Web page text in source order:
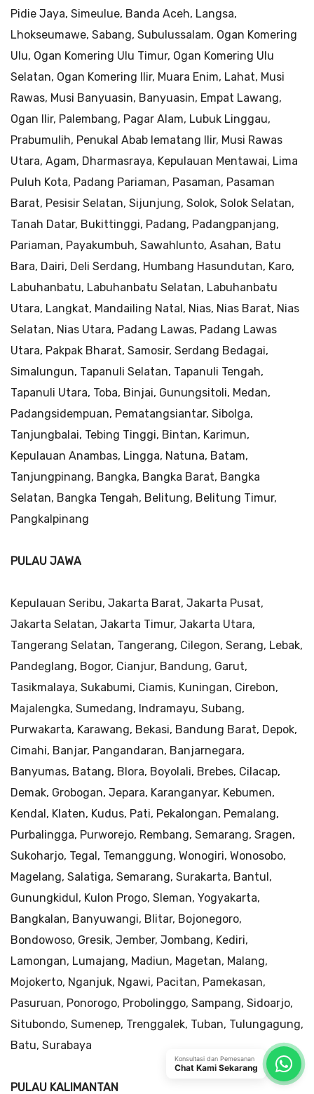
Pidie Jaya, Simeulue, Banda Aceh, Langsa,
Lhokseumawe, Sabang, Subulussalam, Ogan Komering
Ulu, Ogan Komering Ulu Timur, Ogan Komering Ulu
Selatan, Ogan Komering Ilir, Muara Enim, Lahat, Musi
Rawas, Musi Banyuasin, Banyuasin, Empat Lawang,
Ogan Ilir, Palembang, Pagar Alam, Lubuk Linggau,
Prabumulih, Penukal Abab lematang Ilir, Musi Rawas
Utara, Agam, Dharmasraya, Kepulauan Mentawai, Lima
Puluh Kota, Padang Pariaman, Pasaman, Pasaman
Barat, Pesisir Selatan, Sijunjung, Solok, Solok Selatan,
Tanah Datar, Bukittinggi, Padang, Padangpanjang,
Pariaman, Payakumbuh, Sawahlunto, Asahan, Batu
Bara, Dairi, Deli Serdang, Humbang Hasundutan, Karo,
Labuhanbatu, Labuhanbatu Selatan, Labuhanbatu
Utara, Langkat, Mandailing Natal, Nias, Nias Barat, Nias
Selatan, Nias Utara, Padang Lawas, Padang Lawas
Utara, Pakpak Bharat, Samosir, Serdang Bedagai,
Simalungun, Tapanuli Selatan, Tapanuli Tengah,
Tapanuli Utara, Toba, Binjai, Gunungsitoli, Medan,
Padangsidempuan, Pematangsiantar, Sibolga,
Tanjungbalai, Tebing Tinggi, Bintan, Karimun,
Kepulauan Anambas, Lingga, Natuna, Batam,
Tanjungpinang, Bangka, Bangka Barat, Bangka
Selatan, Bangka Tengah, Belitung, Belitung Timur,
Pangkalpinang
PULAU JAWA
Kepulauan Seribu, Jakarta Barat, Jakarta Pusat,
Jakarta Selatan, Jakarta Timur, Jakarta Utara,
Tangerang Selatan, Tangerang, Cilegon, Serang, Lebak,
Pandeglang, Bogor, Cianjur, Bandung, Garut,
Tasikmalaya, Sukabumi, Ciamis, Kuningan, Cirebon,
Majalengka, Sumedang, Indramayu, Subang,
Purwakarta, Karawang, Bekasi, Bandung Barat, Depok,
Cimahi, Banjar, Pangandaran, Banjarnegara,
Banyumas, Batang, Blora, Boyolali, Brebes, Cilacap,
Demak, Grobogan, Jepara, Karanganyar, Kebumen,
Kendal, Klaten, Kudus, Pati, Pekalongan, Pemalang,
Purbalingga, Purworejo, Rembang, Semarang, Sragen,
Sukoharjo, Tegal, Temanggung, Wonogiri, Wonosobo,
Magelang, Salatiga, Semarang, Surakarta, Bantul,
Gunungkidul, Kulon Progo, Sleman, Yogyakarta,
Bangkalan, Banyuwangi, Blitar, Bojonegoro,
Bondowoso, Gresik, Jember, Jombang, Kediri,
Lamongan, Lumajang, Madiun, Magetan, Malang,
Mojokerto, Nganjuk, Ngawi, Pacitan, Pamekasan,
Pasuruan, Ponorogo, Probolinggo, Sampang, Sidoarjo,
Situbondo, Sumenep, Trenggalek, Tuban, Tulungagung,
Batu, Surabaya
PULAU KALIMANTAN
Konsultasi dan Pemesanan
Chat Kami Sekarang